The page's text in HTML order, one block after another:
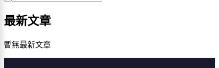
最新文章
暫無最新文章